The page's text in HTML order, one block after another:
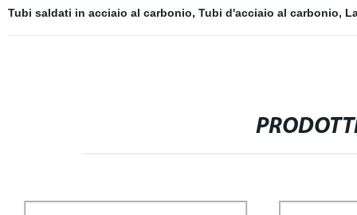
Tubi saldati in acciaio al carbonio, Tubi d'acciaio al carbonio,